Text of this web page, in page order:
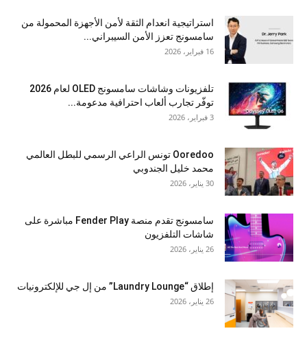
استراتيجية انعدام الثقة لأمن الأجهزة المحمولة من
سامسونج تعزز الأمن السيبراني...
16 فبراير، 2026
تلفزيونات وشاشات سامسونج OLED لعام 2026
توفّر تجارب ألعاب احترافية مدعومة...
3 فبراير، 2026
Ooredoo تونس الراعي الرسمي للبطل العالمي
محمد خليل الجندوبي
30 يناير، 2026
سامسونج تقدم منصة Fender Play مباشرة على
شاشات التلفزيون
26 يناير، 2026
إطلاق “Laundry Lounge” من إل جي للإلكترونيات
26 يناير، 2026